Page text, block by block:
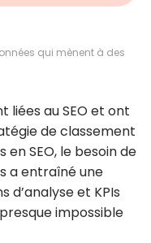
qui mènent à des
liées au SEO et ont
de classement
SEO, le besoin de
a entraîné une
d’analyse et KPIs
impossible